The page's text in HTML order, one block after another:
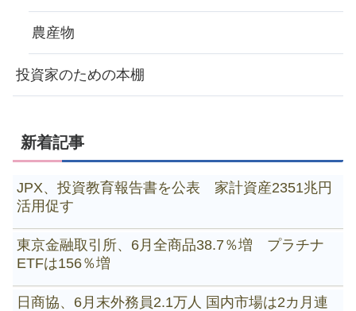
農産物
投資家のための本棚
新着記事
JPX、投資教育報告書を公表 家計資産2351兆円
活用促す
東京金融取引所、6月全商品38.7％増 プラチナ
ETFは156％増
日商協、6月末外務員2.1万人 国内市場は2カ月連